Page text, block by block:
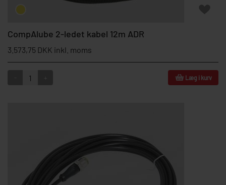
CompAlube 2-ledet kabel 12m ADR
3.573,75 DKK inkl. moms
Læg i kurv